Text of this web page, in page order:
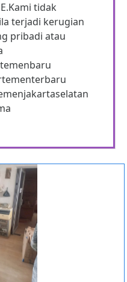
tidak
terjadi kerugian
pribadi atau